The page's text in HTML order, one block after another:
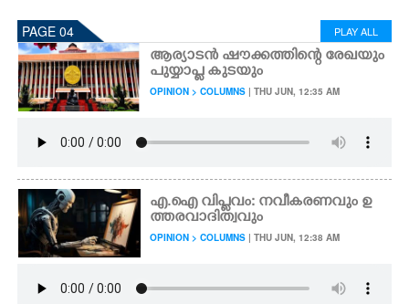
PAGE 04 PLAY ALL
ആര്യാടൻ ഷൗക്കത്തിന്റെ രേഖയും
പുയ്യാപ്ല കുടയും
OPINION > COLUMNS | THU JUN, 12:35 AM
എ.ഐ വിപ്ലവം: നവീകരണവും ഉ
ത്തരവാദിത്വവും
OPINION > COLUMNS | THU JUN, 12:38 AM